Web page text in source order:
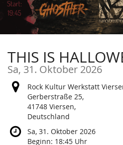
THIS IS
Sa, 31. Oktober 2026
Rock Kultur Werkstatt
Gerberstraße 25,
41748 Viersen,
Deutschland
Sa, 31. Oktober 2026
Beginn: 18:45 Uhr